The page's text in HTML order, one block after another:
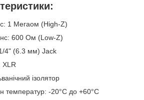
1 Мегаом (High-Z)
600 Ом (Low-Z)
4" (6.3 мм) Jack
XLR
ізолятор
температур: -20°C до +60°C